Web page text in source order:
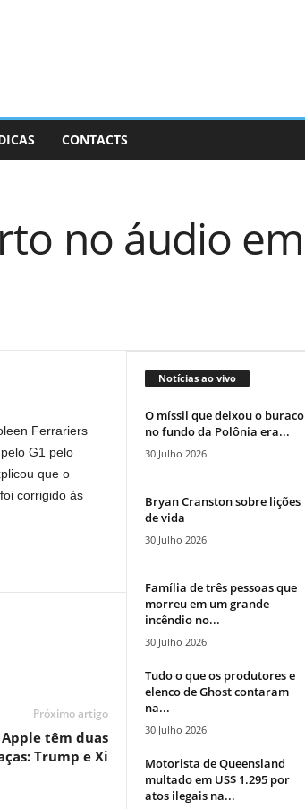
CONTACTS
no áudio em
Ferrariers
G1 pelo
que o
corrigido às
Próximo artigo
têm duas
Trump e Xi
Notícias ao vivo
O míssil que deixou o buraco
no fundo da Polônia era...
30 Julho 2026
Bryan Cranston sobre lições
de vida
30 Julho 2026
Família de três pessoas que
morreu em um grande
incêndio no...
30 Julho 2026
Tudo o que os produtores e
elenco de Ghost contaram
na...
30 Julho 2026
Motorista de Queensland
multado em US$ 1.295 por
atos ilegais na...